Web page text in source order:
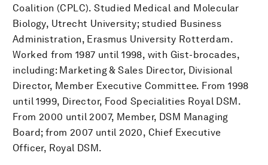
Coalition (CPLC). Studied Medical and Molecular
Biology, Utrecht University; studied Business
Administration, Erasmus University Rotterdam.
Worked from 1987 until 1998, with Gist-brocades,
including: Marketing & Sales Director, Divisional
Director, Member Executive Committee. From 1998
until 1999, Director, Food Specialities Royal DSM.
From 2000 until 2007, Member, DSM Managing
Board; from 2007 until 2020, Chief Executive
Officer, Royal DSM.